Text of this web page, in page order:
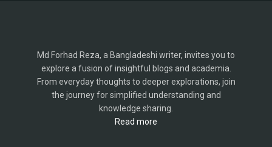
Md Forhad Reza, a Bangladeshi writer, invites you to
explore a fusion of insightful blogs and academia.
From everyday thoughts to deeper explorations, join
the journey for simplified understanding and
knowledge sharing.
Read more